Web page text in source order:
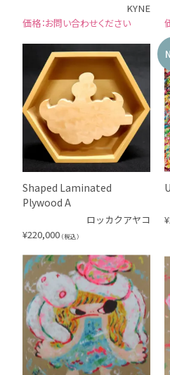
KYNE
お問い合わせください
Shaped Laminated
Plywood A
ロッカクアヤコ
¥220,000 （税込）
¥